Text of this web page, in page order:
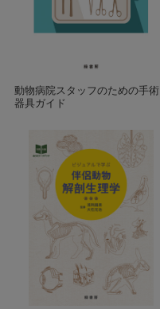
動物病院スタッフのための手術
器具ガイド